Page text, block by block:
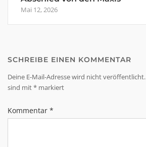
Mai 12, 2026
SCHREIBE EINEN KOMMENTAR
Deine E-Mail-Adresse wird nicht veröffentlicht.
sind mit* markiert
Kommentar *